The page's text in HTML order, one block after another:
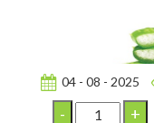
04 - 08 - 2025